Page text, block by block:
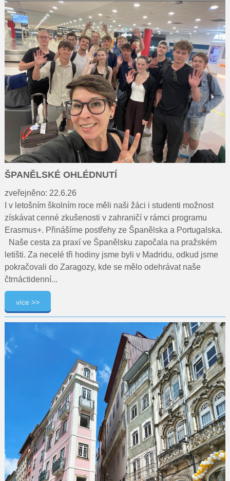
ŠPANĚLSKÉ OHLÉDNUTÍ
zveřejněno: 22.6.26
I v letošním školním roce měli naši žáci i studenti možnost
získávat cenné zkušenosti v zahraničí v rámci programu
Erasmus+. Přinášíme postřehy ze Španělska a Portugalska.
Naše cesta za praxí ve Španělsku započala na pražském
letišti. Za necelé tři hodiny jsme byli v Madridu, odkud jsme
pokračovali do Zaragozy, kde se mělo odehrávat naše
čtrnáctidenní...
více >>